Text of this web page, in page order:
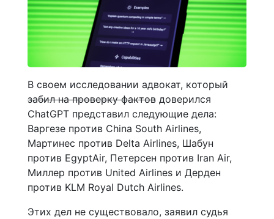
В своем исследовании адвокат, который
забил на проверку фактов доверился
ChatGPT представил следующие дела:
Варгезе против China South Airlines,
Мартинес против Delta Airlines, Шабун
против EgyptAir, Петерсен против Iran Air,
Миллер против United Airlines и Дерден
против KLM Royal Dutch Airlines.
Этих дел не существовало, заявил судья